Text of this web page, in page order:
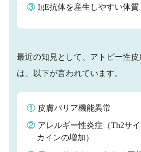
③ IgE抗体を産生しやすい体質
最近の知見として、アトピー性
は、以下が言われています。
① 皮膚バリア機能異常
② アレルギー性炎症（Th2サ
カインの増加）